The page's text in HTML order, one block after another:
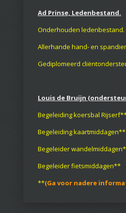
Ad Prinse, Ledenbestand.
Onderhouden ledenbestand.
Allerhande hand- en
Gediplomeerd
Louis de Bruijn
Begeleiding koersbal
Begeleiding kaartmiddagen**
Begeleider
Begeleider fietsmiddagen**
**(Ga voor nadere